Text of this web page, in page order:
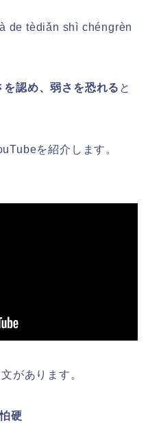
de tèdiǎn shì chéngrèn
を認め、弱さを恐れる と
を紹介します。
があります。
硬